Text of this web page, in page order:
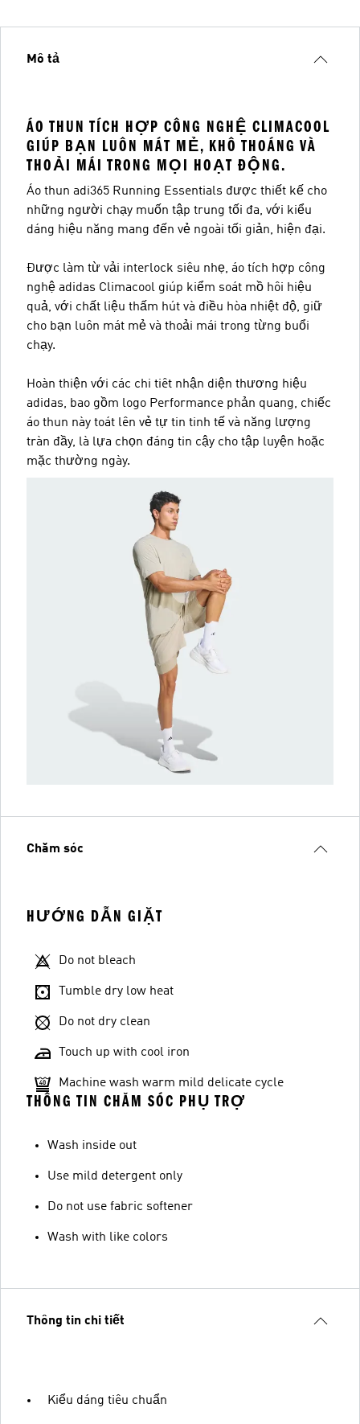
Mô tả
ÁO THUN TÍCH HỢP CÔNG NGHỆ CLIMACOOL
GIÚP BẠN LUÔN MÁT MẺ, KHÔ THOÁNG VÀ
THOẢI MÁI TRONG MỌI HOẠT ĐỘNG.
Áo thun adi365 Running Essentials được thiết kế cho
những người chạy muốn tập trung tối đa, với kiểu
dáng hiệu năng mang đến vẻ ngoài tối giản, hiện đại.
Được làm từ vải interlock siêu nhẹ, áo tích hợp công
nghệ adidas Climacool giúp kiểm soát mồ hôi hiệu
quả, với chất liệu thấm hút và điều hòa nhiệt độ, giữ
cho bạn luôn mát mẻ và thoải mái trong từng buổi
chạy.
Hoàn thiện với các chi tiêt nhận diện thương hiệu
adidas, bao gồm logo Performance phản quang, chiếc
áo thun này toát lên vẻ tự tin tinh tế và năng lượng
tràn đầy, là lựa chọn đáng tin cậy cho tập luyện hoặc
mặc thường ngày.
Chăm sóc
HƯỚNG DẪN GIẶT
Do not bleach
Tumble dry low heat
Do not dry clean
Touch up with cool iron
Machine wash warm mild delicate cycle
THÔNG TIN CHĂM SÓC PHỤ TRỢ
Wash inside out
Use mild detergent only
Do not use fabric softener
Wash with like colors
Thông tin chi tiết
Kiểu dáng tiêu chuẩn